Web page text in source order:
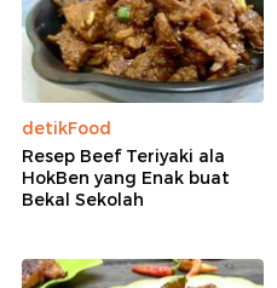
detikFood
Resep Beef Teriyaki ala
HokBen yang Enak buat
Bekal Sekolah